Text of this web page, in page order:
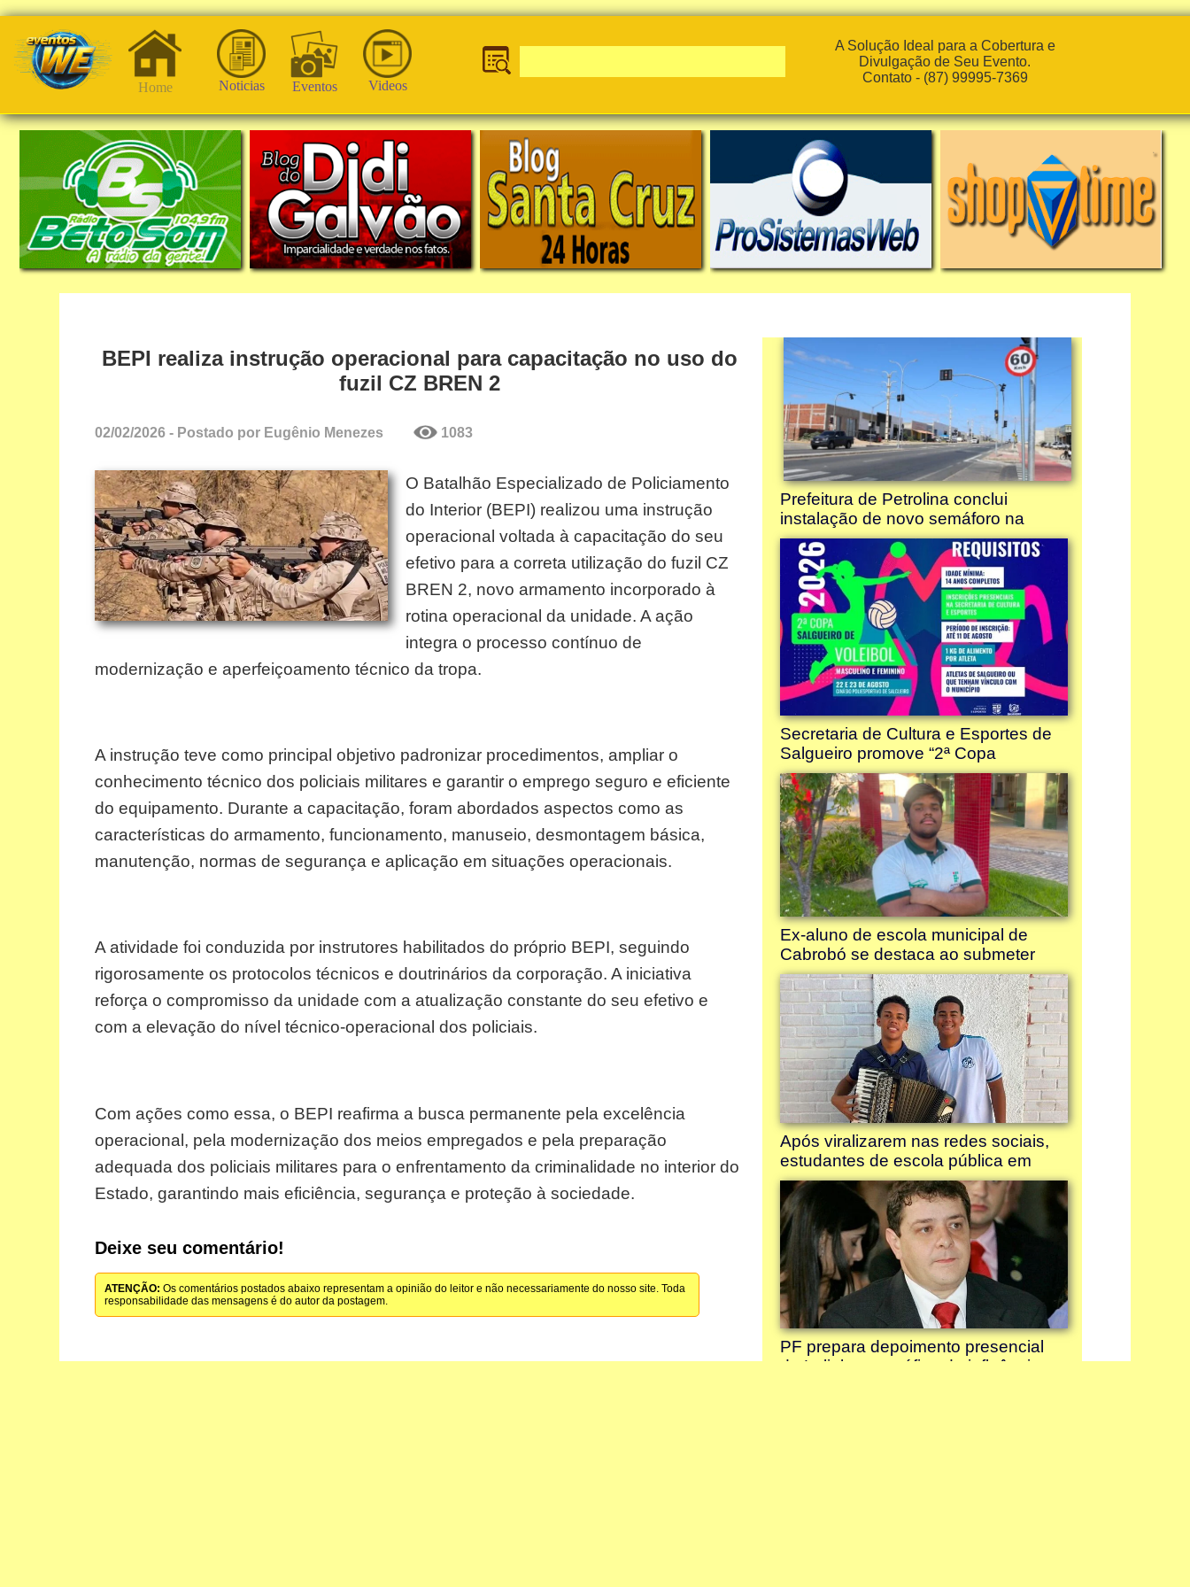
Home Noticias Eventos Videos
A Solução Ideal para a Cobertura e
Divulgação de Seu Evento.
Contato - (87) 99995-7369
BEPI realiza instrução operacional para capacitação no uso do
fuzil CZ BREN 2
02/02/2026 - Postado por Eugênio Menezes 1083
O Batalhão Especializado de Policiamento
do Interior (BEPI) realizou uma instrução
operacional voltada à capacitação do seu
efetivo para a correta utilização do fuzil CZ
BREN 2, novo armamento incorporado à
rotina operacional da unidade. A ação
integra o processo contínuo de
modernização e aperfeiçoamento técnico da tropa.
A instrução teve como principal objetivo padronizar procedimentos, ampliar o
conhecimento técnico dos policiais militares e garantir o emprego seguro e eficiente
do equipamento. Durante a capacitação, foram abordados aspectos como as
características do armamento, funcionamento, manuseio, desmontagem básica,
manutenção, normas de segurança e aplicação em situações operacionais.
A atividade foi conduzida por instrutores habilitados do próprio BEPI, seguindo
rigorosamente os protocolos técnicos e doutrinários da corporação. A iniciativa
reforça o compromisso da unidade com a atualização constante do seu efetivo e
com a elevação do nível técnico-operacional dos policiais.
Com ações como essa, o BEPI reafirma a busca permanente pela excelência
operacional, pela modernização dos meios empregados e pela preparação
adequada dos policiais militares para o enfrentamento da criminalidade no interior do
Estado, garantindo mais eficiência, segurança e proteção à sociedade.
Deixe seu comentário!
ATENÇÃO: Os comentários postados abaixo representam a opinião do leitor e não necessariamente do nosso site. Toda
responsabilidade das mensagens é do autor da postagem.